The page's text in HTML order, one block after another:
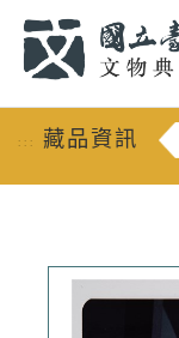
::: 藏品資訊